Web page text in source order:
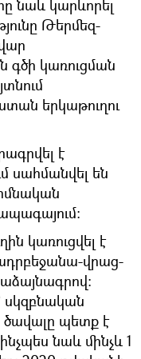
նաև կարևորել
Թերմեզ-
գծի կառուցման
երկաթուղու
է
սահմանվել են
կառուցվել է
վրաց-
ծավալը պետք է
նաև մինչև 1